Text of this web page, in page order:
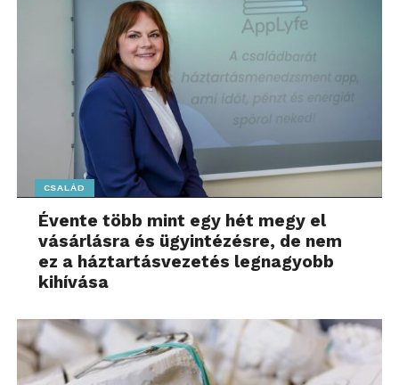
CSALÁD
Évente több mint egy hét megy el
vásárlásra és ügyintézésre, de nem
ez a háztartásvezetés legnagyobb
kihívása